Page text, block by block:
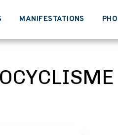
MANIFESTATIONS